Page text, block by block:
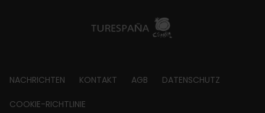
Footer
about
NACHRICHTEN KONTAKT AGB DATENSCHUTZ
COOKIE-RICHTLINIE